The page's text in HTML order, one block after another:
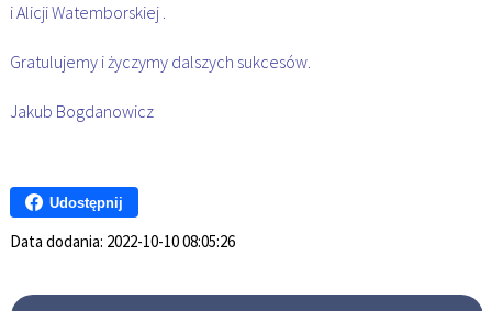
i Alicji Watemborskiej .
Gratulujemy i życzymy dalszych sukcesów.
Jakub Bogdanowicz
Udostępnij
Data dodania: 2022-10-10 08:05:26